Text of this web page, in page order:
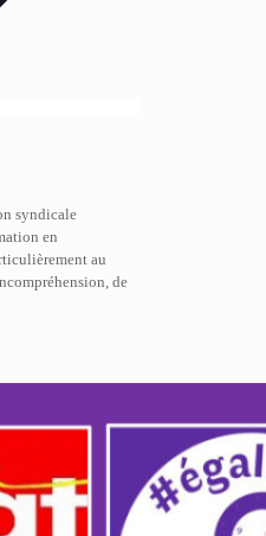
syndicale
en
au
de